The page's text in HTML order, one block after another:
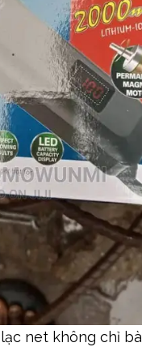
net không chỉ